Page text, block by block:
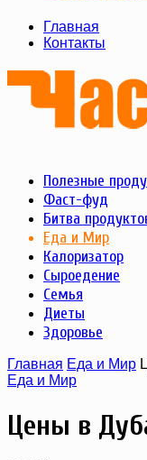
Главная
Контакты
Полезные
Фаст-фуд
Битва
Еда и Мир
Калоризатор
Сыроедение
Семья
Диеты
Здоровье
Главная Еда и Мир
Еда и Мир
Цены в